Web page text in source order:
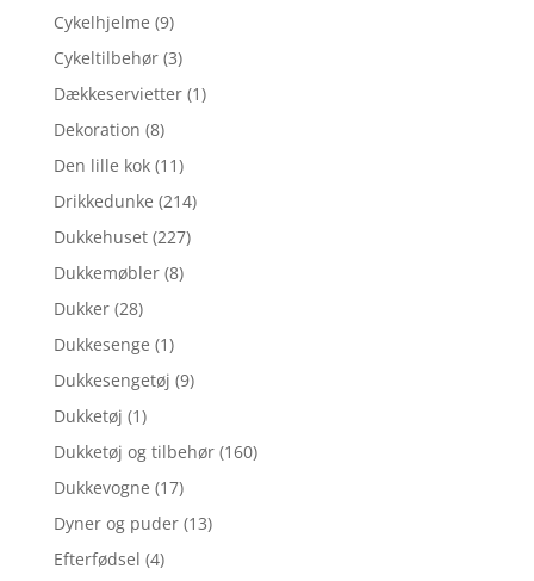
Cykelhjelme (9)
Cykeltilbehør (3)
Dækkeservietter (1)
Dekoration (8)
Den lille kok (11)
Drikkedunke (214)
Dukkehuset (227)
Dukkemøbler (8)
Dukker (28)
Dukkesenge (1)
Dukkesengetøj (9)
Dukketøj (1)
Dukketøj og tilbehør (160)
Dukkevogne (17)
Dyner og puder (13)
Efterfødsel (4)